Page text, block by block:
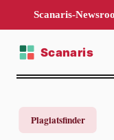
Scanaris-